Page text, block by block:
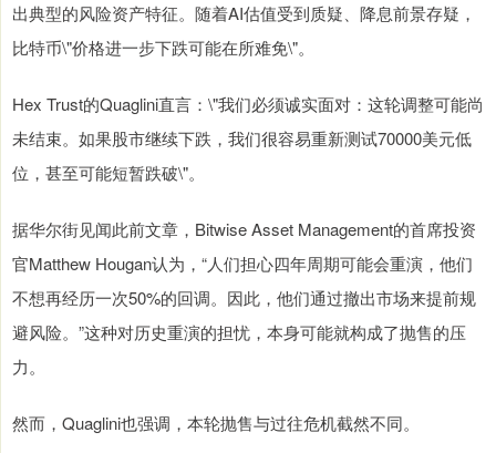
出典型的风险资产特征。随着AI估值受到质疑、降息前景存疑，
比特币\"价格进一步下跌可能在所难免\"。
Hex Trust的Quaglini直言：\"我们必须诚实面对：这轮调整可能尚
未结束。如果股市继续下跌，我们很容易重新测试70000美元低
位，甚至可能短暂跌破\"。
据华尔街见闻此前文章，Bitwise Asset Management的首席投资
官Matthew Hougan认为，“人们担心四年周期可能会重演，他们
不想再经历一次50%的回调。因此，他们通过撤出市场来提前规
避风险。”这种对历史重演的担忧，本身可能就构成了抛售的压
力。
然而，Quaglini也强调，本轮抛售与过往危机截然不同。